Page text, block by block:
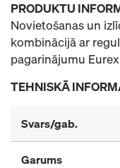
PRODUKTU
Novietošanas un
kombinācijā ar
pagarinājumu
TEHNISKĀ
Svars/gab.
Garums